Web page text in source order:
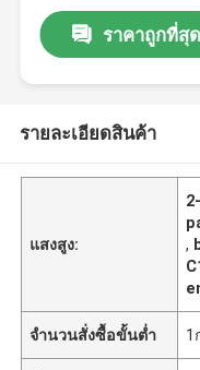
ราคาถูกที่สุด
รายละเอียดสินค้า
แสงสูง:
,
จำนวนสั่งซื้อขั้นต่ำ 1